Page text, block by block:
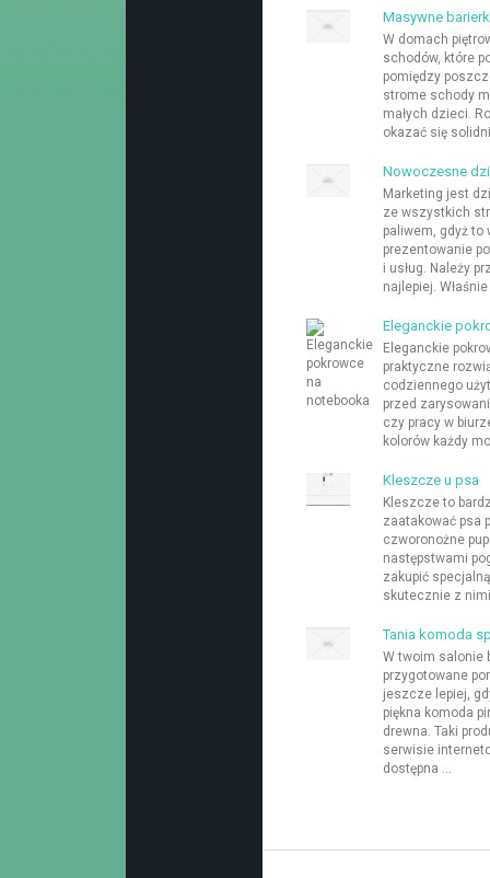
Masywne
W domach
schodów, które
pomiędzy
strome schody
małych dzieci.
okazać się
Nowoczesne
Marketing jest
ze wszystkich
paliwem, gdyż to
prezentowanie
i usług. Należy
najlepiej.
Eleganckie
Eleganckie
praktyczne
codziennego
przed
czy pracy w
kolorów każdy
Kleszcze u psa
Kleszcze to
zaatakować psa
czworonożne
następstwami
zakupić
skutecznie z
Tania komoda
W twoim salonie
przygotowane
jeszcze lepiej,
piękna komoda
drewna. Taki
serwisie
dostępna ...